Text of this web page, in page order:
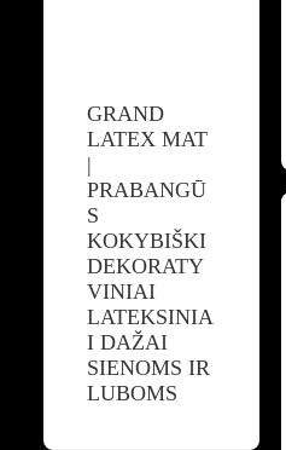
GRAND
LATEX MAT
|
PRABANGŪ
S
KOKYBIŠKI
DEKORATY
VINIAI
LATEKSINIA
I DAŽAI
SIENOMS IR
LUBOMS